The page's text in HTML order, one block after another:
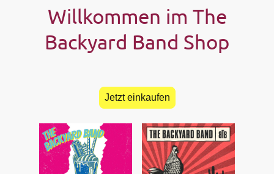
Willkommen im The
Backyard Band Shop
Jetzt einkaufen